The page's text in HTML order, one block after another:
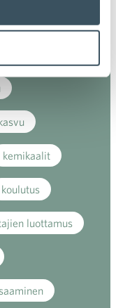
kemikaalit
koulutus
luottamus